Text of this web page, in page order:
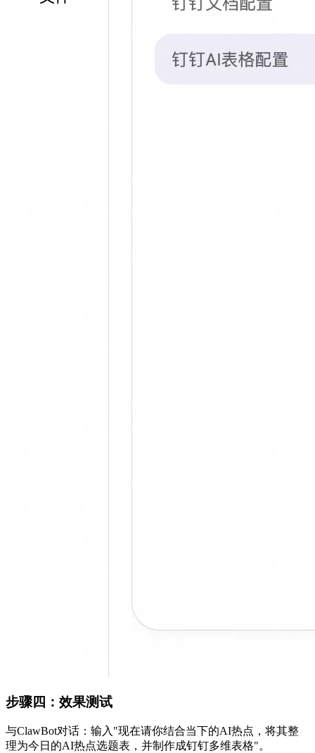
步骤四：效果测试
与ClawBot对话：输入"现在请你结合当下的AI热点，将其整
理为今日的AI热点选题表，并制作成钉钉多维表格"。